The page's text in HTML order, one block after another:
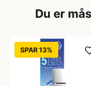
Du er
SPAR 13%